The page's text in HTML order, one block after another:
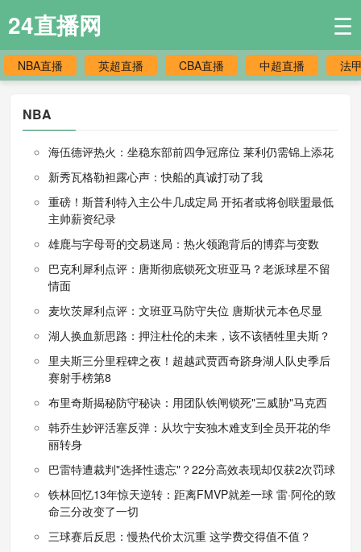
24直播网 ☰
NBA直播 英超直播 CBA直播 中超直播 法
NBA
海伍德评热火：坐稳东部前四争冠席位 莱利仍需锦上添花
新秀瓦格勒袒露心声：快船的真诚打动了我
重磅！斯普利特入主公牛几成定局 开拓者或将创联盟最低
主帅薪资纪录
雄鹿与字母哥的交易迷局：热火领跑背后的博弈与变数
巴克利犀利点评：唐斯彻底锁死文班亚马？老派球星不留
情面
麦坎茨犀利点评：文班亚马防守失位 唐斯状元本色尽显
湖人换血新思路：押注杜伦的未来，该不该牺牲里夫斯？
里夫斯三分里程碑之夜！超越武贾西奇跻身湖人队史季后
赛射手榜第8
布里奇斯揭秘防守秘诀：用团队铁闸锁死"三威胁"马克西
韩乔生妙评活塞反弹：从坎宁安独木难支到全员开花的华
丽转身
巴雷特遭裁判"选择性遗忘"？22分高效表现却仅获2次罚球
铁林回忆13年惊天逆转：距离FMVP就差一球 雷·阿伦的致
命三分改变了一切
三球赛后反思：慢热代价太沉重 这学费交得值不值？